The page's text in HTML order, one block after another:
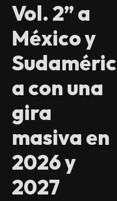
Vol. 2” a
México y
Sudaméric
a con una
gira
masiva en
2026 y
2027